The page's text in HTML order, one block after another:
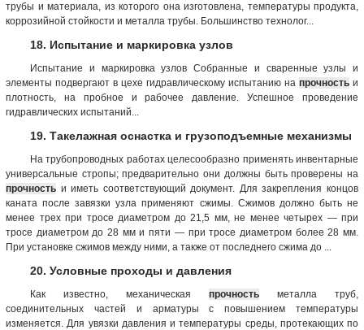
трубы и материала, из которого она изготовлена, температуры продукта,
коррозийной стойкости и металла трубы. Большинство технолог...
18. Испытание и маркировка узлов
Испытание и маркировка узлов Собранные и сваренные узлы и
элементы подвергают в цехе гидравлическому испытанию на прочность и
плотность, на пробное и рабочее давление. Успешное проведение
гидравлических испытаний...
19. Такелажная оснастка и грузоподъемные механизмы
На трубопроводных работах целесообразно применять инвентарные
универсальные стропы; предварительно они должны быть проверены на
прочность и иметь соответствующий документ. Для закрепления концов
каната после завязки узла применяют сжимы. Сжимов должно быть не
менее трех при тросе диаметром до 21,5 мм, не менее четырех — при
тросе диаметром до 28 мм и пяти — при тросе диаметром более 28 мм.
При установке сжимов между ними, а также от последнего сжима до ...
20. Условные проходы и давления
Как известно, механическая прочность металла труб,
соединительных частей и арматуры с повышением температуры
изменяется. Для увязки давления и температуры среды, протекающих по